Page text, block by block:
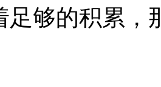
足够的积累，